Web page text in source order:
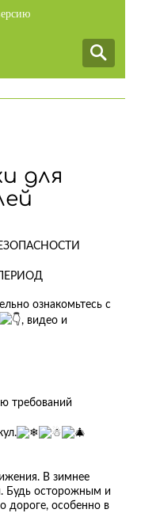
для
ознакомьтесь с
, видео и
требований
В зимнее
Будь осторожным и
дороге, особенно в